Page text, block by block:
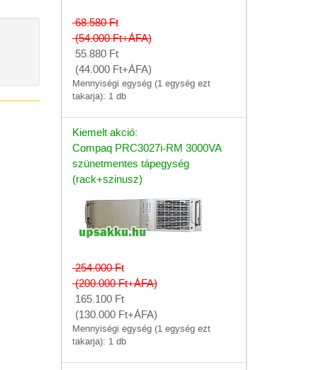
68.580Ft
(54.000Ft+ÁFA)
55.880 Ft
(44.000 Ft+ÁFA)
Mennyiségi egység (1 egység ezt
takarja): 1 db
Kiemelt akció:
Compaq PRC3027i-RM 3000VA
szünetmentes tápegység
(rack+szinusz)
254.000Ft
(200.000Ft+ÁFA)
165.100 Ft
(130.000 Ft+ÁFA)
Mennyiségi egység (1 egység ezt
takarja): 1 db